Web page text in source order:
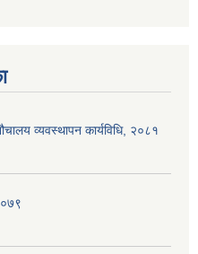
व्यवस्थापन कार्यविधि, २०८१